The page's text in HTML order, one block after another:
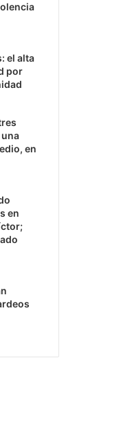
el alta
por
en
en